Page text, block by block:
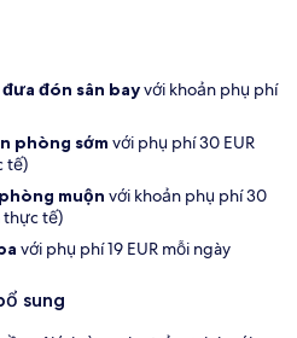
đưa đón sân bayvới khoản phụ phí
phòng sớm với phụ phí 30 EUR
tế)
muộn với khoản phụ phí 30
thực tế)
với phụ phí 19 EUR mỗi ngày
sung